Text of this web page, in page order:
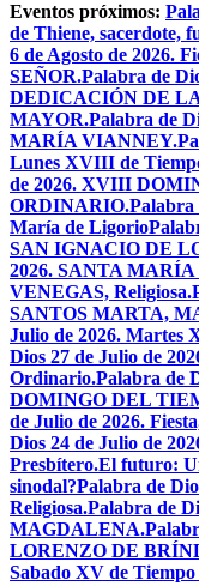
Eventos próximos:
de Thiene, sacerdote,
6 de Agosto de 2026.
SEÑOR.Palabra de
DEDICACIÓN DE
MAYOR.Palabra de
MARÍA VIANNEY.
Lunes XVIII de
de 2026. XVIII
ORDINARIO.Palabra
María de Ligorio
SAN IGNACIO DE
2026. SANTA
VENEGAS, Religiosa.
SANTOS MARTA,
Julio de 2026. Martes
Dios 27 de Julio de
Ordinario.Palabra de
DOMINGO DEL
de Julio de 2026.
Dios 24 de Julio de
Presbítero.El futuro:
sinodal?Palabra de
Religiosa.Palabra de
MAGDALENA.
LORENZO DE
Sabado XV de